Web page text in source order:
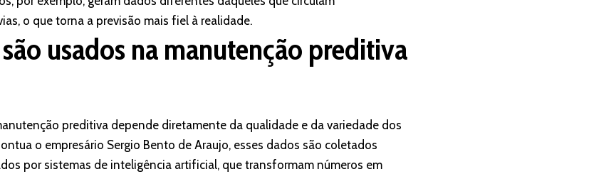
o que torna a previsão mais fiel à realidade.
usados na manutenção preditiva
preditiva depende diretamente da qualidade e da variedade dos
o empresário Sergio Bento de Araujo, esses dados são coletados
por sistemas de inteligência artificial, que transformam números em